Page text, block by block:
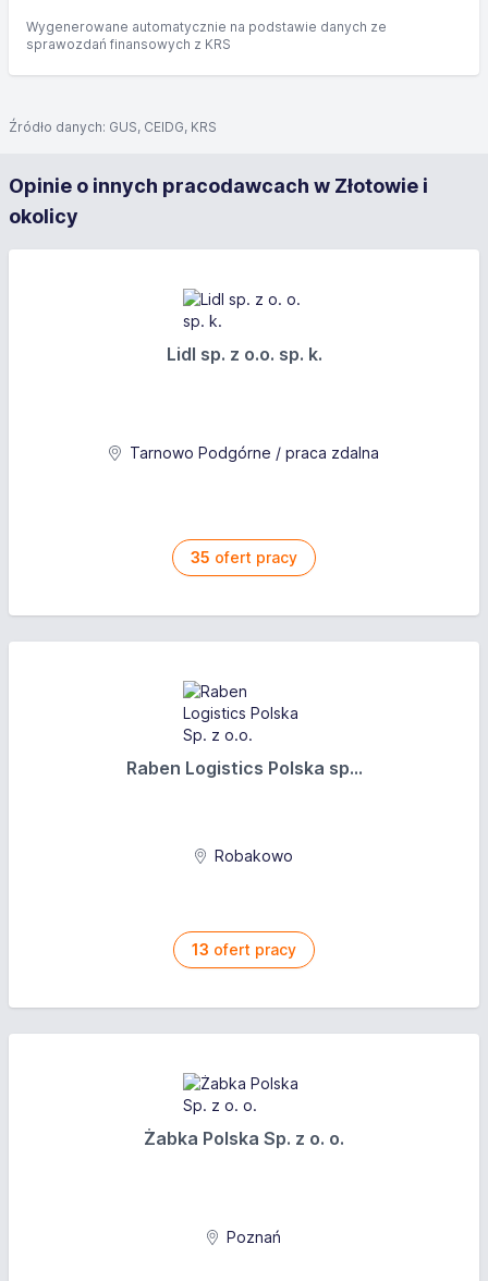
Wygenerowane automatycznie na podstawie danych ze
sprawozdań finansowych z KRS
Źródło danych: GUS, CEIDG, KRS
Opinie o innych pracodawcach w Złotowie i
okolicy
Lidl sp. z o.o. sp. k.
Tarnowo Podgórne / praca zdalna
35 ofert pracy
Raben Logistics Polska sp...
Robakowo
13 ofert pracy
Żabka Polska Sp. z o. o.
Poznań